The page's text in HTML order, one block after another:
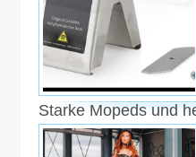
Starke Mopeds und